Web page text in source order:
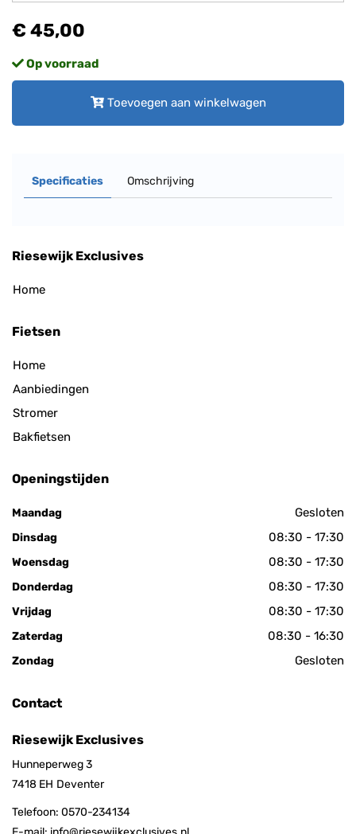
€ 45,00
Op voorraad
Toevoegen aan winkelwagen
Specificaties Omschrijving
Riesewijk Exclusives
Home
Fietsen
Home
Aanbiedingen
Stromer
Bakfietsen
Openingstijden
Maandag Gesloten
Dinsdag 08:30 - 17:30
Woensdag 08:30 - 17:30
Donderdag 08:30 - 17:30
Vrijdag 08:30 - 17:30
Zaterdag 08:30 - 16:30
Zondag Gesloten
Contact
Riesewijk Exclusives
Hunneperweg 3
7418 EH Deventer
Telefoon: 0570-234134